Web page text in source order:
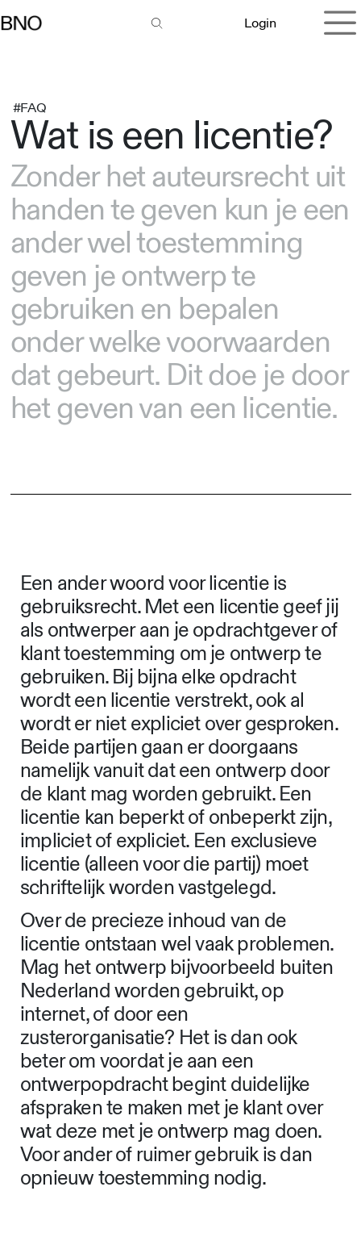
Login
#FAQ
Wat is een licentie?
Zonder het auteursrecht uit
handen te geven kun je een
ander wel toestemming
geven je ontwerp te
gebruiken en bepalen
onder welke voorwaarden
dat gebeurt. Dit doe je door
het geven van een licentie.
Een ander woord voor licentie is
gebruiksrecht. Met een licentie geef jij
als ontwerper aan je opdrachtgever of
klant toestemming om je ontwerp te
gebruiken. Bij bijna elke opdracht
wordt een licentie verstrekt, ook al
wordt er niet expliciet over gesproken.
Beide partijen gaan er doorgaans
namelijk vanuit dat een ontwerp door
de klant mag worden gebruikt. Een
licentie kan beperkt of onbeperkt zijn,
impliciet of expliciet. Een exclusieve
licentie (alleen voor die partij) moet
schriftelijk worden vastgelegd.
Over de precieze inhoud van de
licentie ontstaan wel vaak problemen.
Mag het ontwerp bijvoorbeeld buiten
Nederland worden gebruikt, op
internet, of door een
zusterorganisatie? Het is dan ook
beter om voordat je aan een
ontwerpopdracht begint duidelijke
afspraken te maken met je klant over
wat deze met je ontwerp mag doen.
Voor ander of ruimer gebruik is dan
opnieuw toestemming nodig.